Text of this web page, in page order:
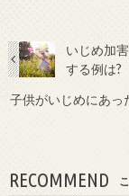
いじめ加
する例は?
子供がいじめにあっ
RECOMMEND